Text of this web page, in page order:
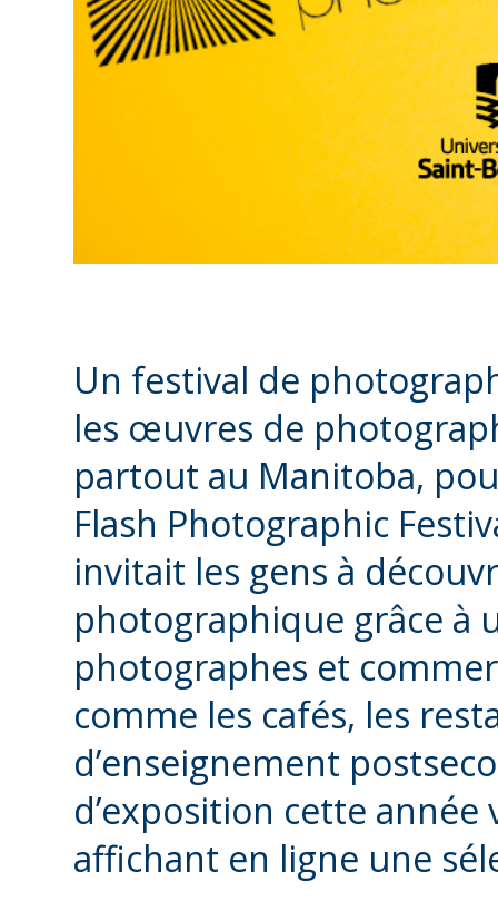
Un festival de
les œuvres de
partout au Manitoba,
Flash Photographic
invitait les gens à
photographique grâce à
photographes et
comme les cafés, les
d’enseignement
d’exposition cette
affichant en ligne une